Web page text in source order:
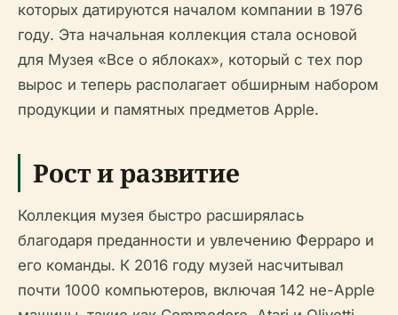
которых датируются началом компании в 1976
году. Эта начальная коллекция стала основой
для Музея «Все о яблоках», который с тех пор
вырос и теперь располагает обширным набором
продукции и памятных предметов Apple.
Рост и развитие
Коллекция музея быстро расширялась
благодаря преданности и увлечению Ферраро и
его команды. К 2016 году музей насчитывал
почти 1000 компьютеров, включая 142 не-Apple